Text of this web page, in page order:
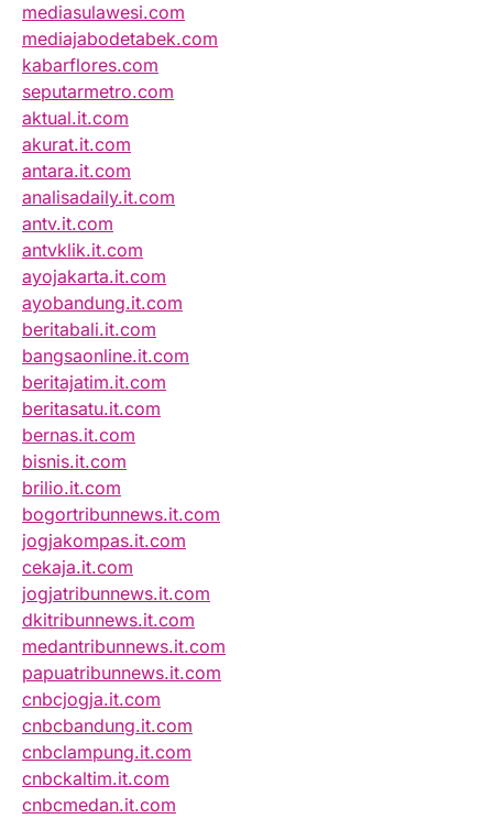
mediasulawesi.com
mediajabodetabek.com
kabarflores.com
seputarmetro.com
aktual.it.com
akurat.it.com
antara.it.com
analisadaily.it.com
antv.it.com
antvklik.it.com
ayojakarta.it.com
ayobandung.it.com
beritabali.it.com
bangsaonline.it.com
beritajatim.it.com
beritasatu.it.com
bernas.it.com
bisnis.it.com
brilio.it.com
bogortribunnews.it.com
jogjakompas.it.com
cekaja.it.com
jogjatribunnews.it.com
dkitribunnews.it.com
medantribunnews.it.com
papuatribunnews.it.com
cnbcjogja.it.com
cnbcbandung.it.com
cnbclampung.it.com
cnbckaltim.it.com
cnbcmedan.it.com